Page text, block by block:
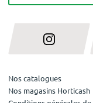
Nos catalogues
Nos magasins Horticash